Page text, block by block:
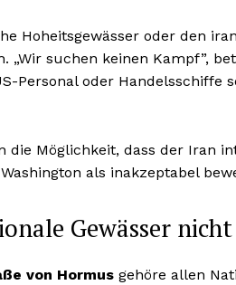
Hoheitsgewässer oder den
„Wir suchen keinen Kampf”,
Personal oder Handelsschiffe
die Möglichkeit, dass der Iran
als inakzeptabel
Gewässer
von Hormus gehöre allen